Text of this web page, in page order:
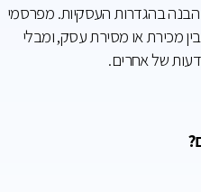
הבנה בהגדרות העסקיות. מפרסמי
מכירת או מסירת עסק, ומבלי
של אחרים.